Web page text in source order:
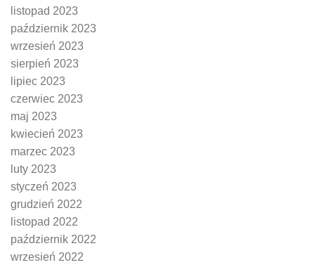
listopad 2023
październik 2023
wrzesień 2023
sierpień 2023
lipiec 2023
czerwiec 2023
maj 2023
kwiecień 2023
marzec 2023
luty 2023
styczeń 2023
grudzień 2022
listopad 2022
październik 2022
wrzesień 2022